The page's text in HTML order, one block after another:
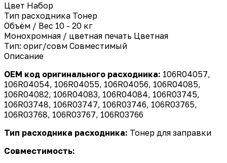
Цвет Набор
Тип расходника Тонер
Объём / Вес 10 - 20 кг
Монохромная / цветная печать Цветная
Тип: ориг/совм Совместимый
Описание
OEM код оригинального расходника: 106R04057,
106R04054, 106R04055, 106R04056, 106R04085,
106R04082, 106R04083, 106R04084, 106R03745,
106R03748, 106R03747, 106R03746, 106R03765,
106R03768, 106R03767, 106R03766
Тип расходника расходника: Тонер для заправки
Совместимость: